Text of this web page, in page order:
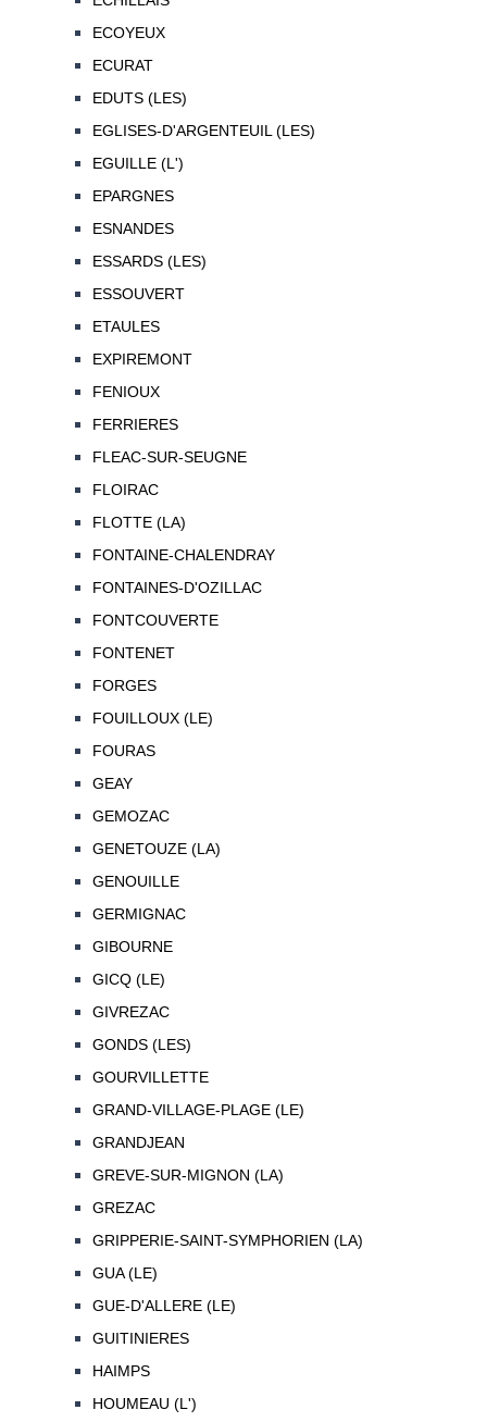
ECOYEUX
ECURAT
EDUTS (LES)
EGLISES-D'ARGENTEUIL (LES)
EGUILLE (L')
EPARGNES
ESNANDES
ESSARDS (LES)
ESSOUVERT
ETAULES
EXPIREMONT
FENIOUX
FERRIERES
FLEAC-SUR-SEUGNE
FLOIRAC
FLOTTE (LA)
FONTAINE-CHALENDRAY
FONTAINES-D'OZILLAC
FONTCOUVERTE
FONTENET
FORGES
FOUILLOUX (LE)
FOURAS
GEAY
GEMOZAC
GENETOUZE (LA)
GENOUILLE
GERMIGNAC
GIBOURNE
GICQ (LE)
GIVREZAC
GONDS (LES)
GOURVILLETTE
GRAND-VILLAGE-PLAGE (LE)
GRANDJEAN
GREVE-SUR-MIGNON (LA)
GREZAC
GRIPPERIE-SAINT-SYMPHORIEN (LA)
GUA (LE)
GUE-D'ALLERE (LE)
GUITINIERES
HAIMPS
HOUMEAU (L')